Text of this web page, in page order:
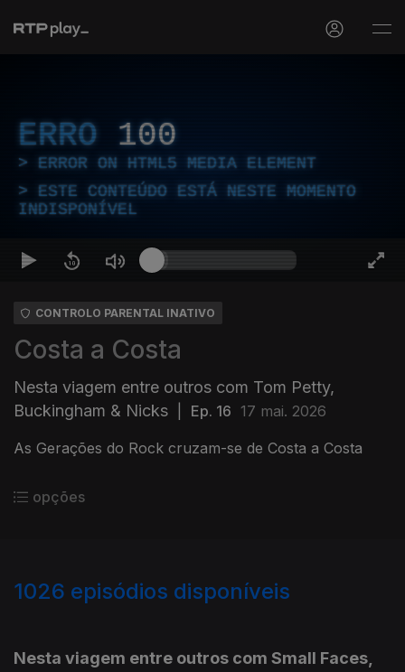
ERRO 100
ERROR ON HTML5 MEDIA ELEMENT
ESTE CONTEÚDO ESTÁ NESTE MOMENTO
INDISPONÍVEL
CONTROLO PARENTAL INATIVO
Costa a Costa
Nesta viagem entre outros com Tom Petty,
Buckingham & Nicks
Ep. 16 17 mai. 2026
As Gerações do Rock cruzam-se de Costa a Costa
opções
1026 episódios disponíveis
Nesta viagem entre outros com Small Faces,